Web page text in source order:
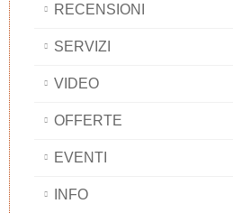
RECENSIONI
SERVIZI
VIDEO
OFFERTE
EVENTI
INFO